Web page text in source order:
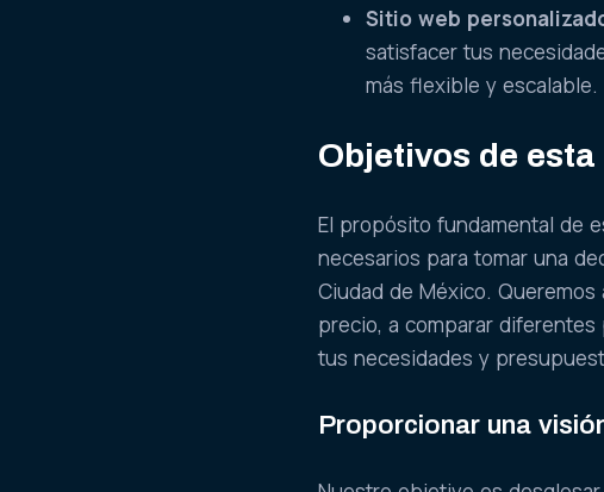
Sitio web
satisfacer tus
más flexible y escalable.
Objetivos de
El propósito fundamental de
necesarios para tomar una
Ciudad de México.
precio, a comparar
tus necesidades y
Proporcionar una